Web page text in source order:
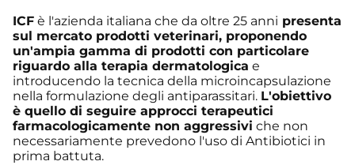
ICF è l'azienda italiana che da oltre 25 anni presenta
sul mercato prodotti veterinari, proponendo
un'ampia gamma di prodotti con particolare
riguardo alla terapia dermatologica e
introducendo la tecnica della microincapsulazione
nella formulazione degli antiparassitari. L'obiettivo
è quello di seguire approcci terapeutici
farmacologicamente non aggressivi che non
necessariamente prevedono l'uso di Antibiotici in
prima battuta.